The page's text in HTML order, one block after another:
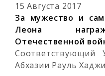
15 Августа 2017
За мужество и
Леона
Отечественной
Соответствующий
Абхазии Рауль